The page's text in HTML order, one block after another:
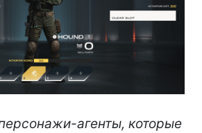
агенты, которые